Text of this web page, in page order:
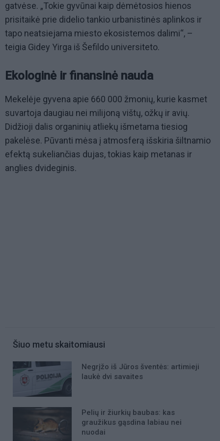
gatvėse. „Tokie gyvūnai kaip dėmėtosios hienos
prisitaikė prie didelio tankio urbanistinės aplinkos ir
tapo neatsiejama miesto ekosistemos dalimi“, –
teigia Gidey Yirga iš Šefildo universiteto.
Ekologinė ir finansinė nauda
Mekelėje gyvena apie 660 000 žmonių, kurie kasmet
suvartoja daugiau nei milijoną vištų, ožkų ir avių.
Didžioji dalis organinių atliekų išmetama tiesiog
pakelėse. Pūvanti mėsa į atmosferą išskiria šiltnamio
efektą sukeliančias dujas, tokias kaip metanas ir
anglies dvideginis.
Šiuo metu skaitomiausi
Negrįžo iš Jūros šventės: artimieji
laukė dvi savaites
Pelių ir žiurkių baubas: kas
graužikus gąsdina labiau nei
nuodai